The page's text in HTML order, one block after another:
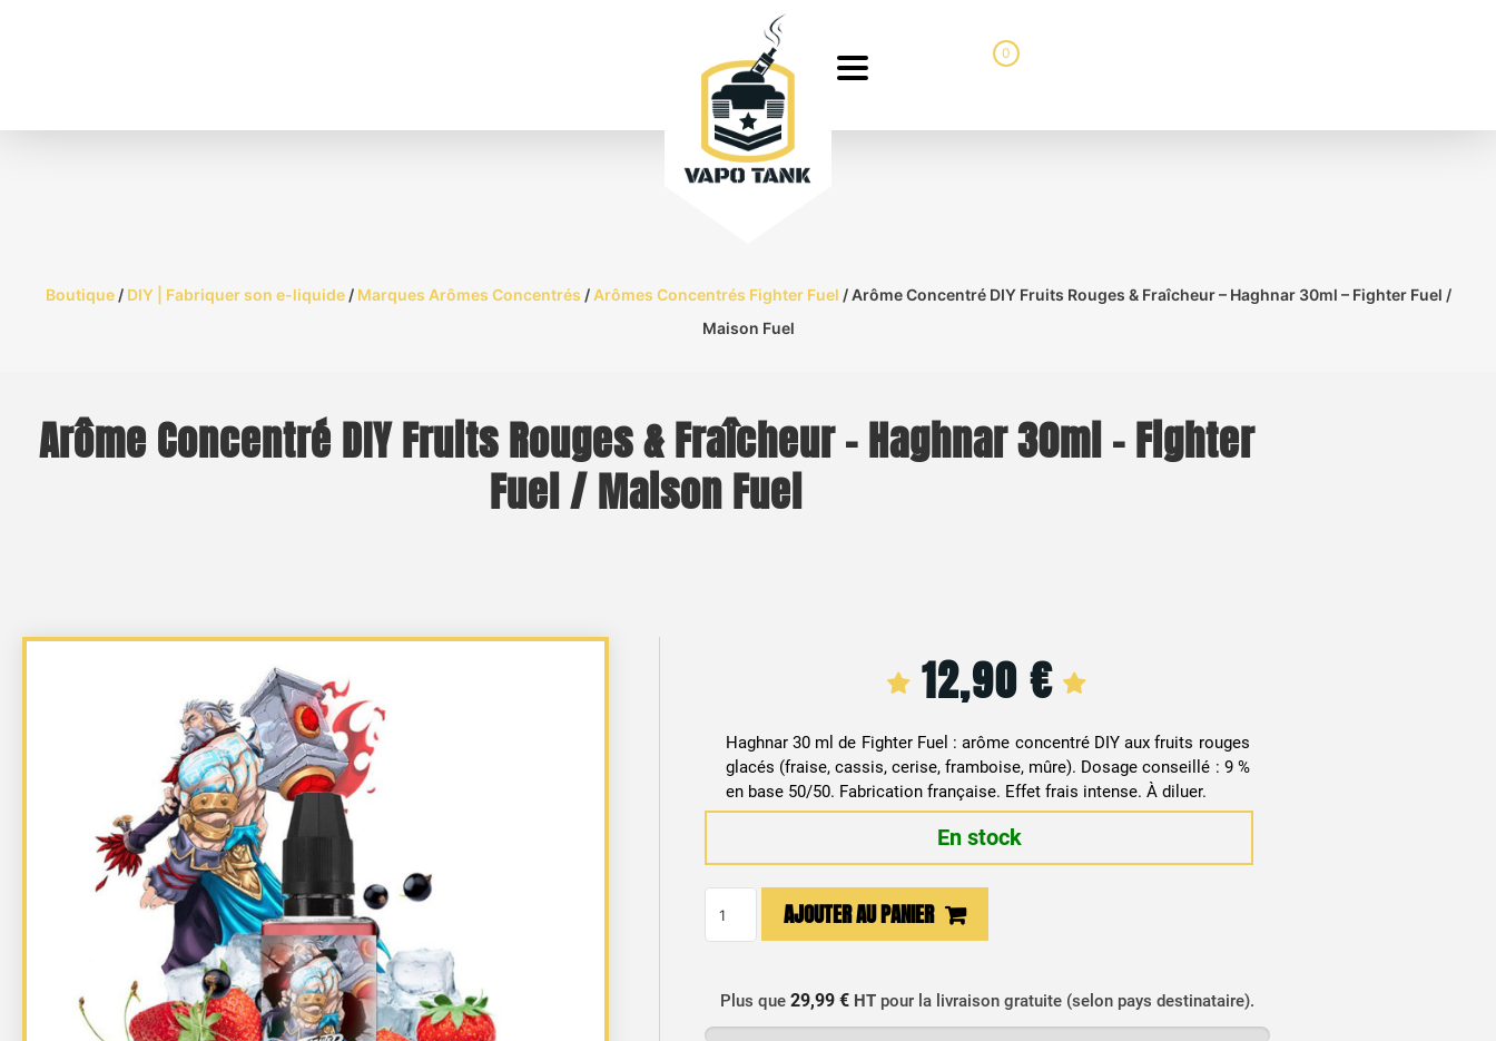
0
Boutique/ DIY | Fabriquer son e-liquide/ Marques Arômes Concentrés / Arômes Concentrés Fighter Fuel / Arôme Concentré DIY Fruits Rouges & Fraîcheur – Haghnar 30ml – Fighter Fuel /
Maison Fuel
Arôme Concentré DIY Fruits Rouges & Fraîcheur – Haghnar 30ml – Fighter
Fuel / Maison Fuel
12,90€
Haghnar 30 ml de Fighter Fuel : arôme concentré DIY aux fruits rouges
glacés (fraise, cassis, cerise, framboise, mûre). Dosage conseillé : 9 %
en base 50/50. Fabrication française. Effet frais intense. À diluer.
En stock
DIY
AJOUTER AU PANIER
Plus que29,99 € HT pour la livraison gratuite (selon pays destinataire).